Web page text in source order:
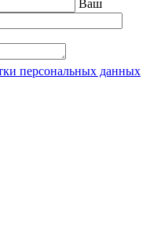
Ваш
персональных данных